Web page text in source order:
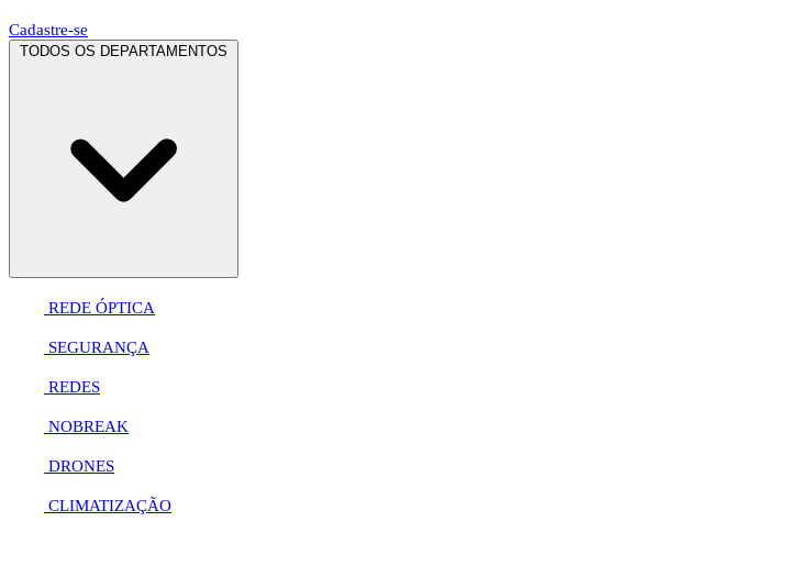
Cadastre-se
TODOS OS DEPARTAMENTOS
REDE ÓPTICA
SEGURANÇA
REDES
NOBREAK
DRONES
CLIMATIZAÇÃO